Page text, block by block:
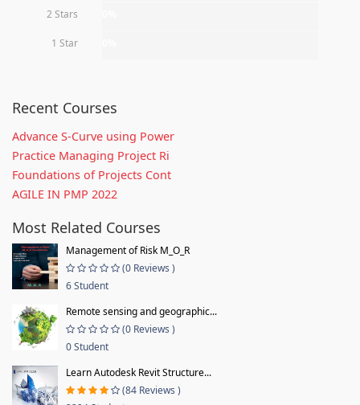
2 Stars
1 Star
Recent Courses
Advance S-Curve using Power
Practice Managing Project Ri
Foundations of Projects Cont
AGILE IN PMP 2022
Most Related Courses
Management of Risk M_O_R
(0 Reviews )
6 Student
Remote sensing and geographic...
(0 Reviews )
0 Student
Learn Autodesk Revit Structure...
(84 Reviews )